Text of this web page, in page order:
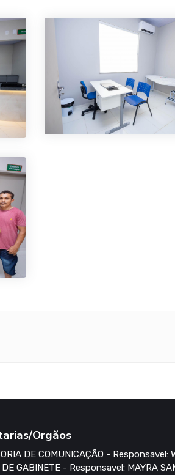
Orgãos
DE COMUNICAÇÃO - Responsavel:
GABINETE - Responsavel: MAYRA